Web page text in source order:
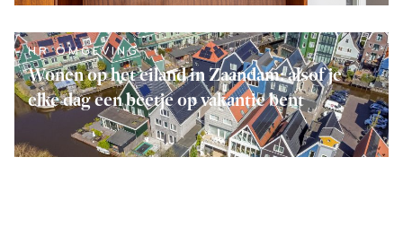
HR OMGEVING
Wonen op het eiland in Zaandam: alsof je
elke dag een beetje op vakantie bent